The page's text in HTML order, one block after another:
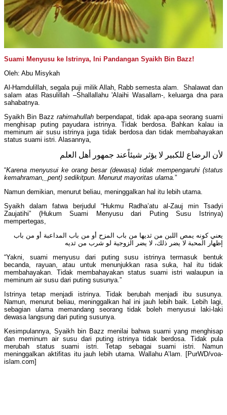
Suami Menyusu ke Istrinya, Ini Pandangan Syaikh Bin Bazz!
Oleh: Abu Misykah
Al-Hamdulillah, segala puji milik Allah, Rabb semesta alam. Shalawat dan
salam atas Rasulillah –Shallallahu 'Alaihi Wasallam-, keluarga dna para
sahabatnya.
Syaikh Bin Bazz rahimahullah berpendapat, tidak apa-apa seorang suami
menghisap puting payudara istrinya. Tidak berdosa. Bahkan kalau ia
meminum air susu istrinya juga tidak berdosa dan tidak membahayakan
status suami istri. Alasannya,
لأن الرضاع للكبير لا يؤثر شيئاًعند جمهور أهل العلم
“Karena menyusui ke orang besar (dewasa) tidak mempengaruhi (status
kemahraman,_pent) sedikitpun. Menurut mayoritas ulama.”
Namun demikian, menurut beliau, meninggalkan hal itu lebih utama.
Syaikh dalam fatwa berjudul “Hukmu Radha’atu al-Zauj min Tsadyi
Zaujatihi” (Hukum Suami Menyusu dari Puting Susu Istrinya)
mempertegas,
يعني كونه يمص اللبن من ثديها من باب المزح أو من باب المداعبة أو من باب
إظهار المحبة لا يضر ذلك، لا يضر الزوجية لو شرب من ثديه
“Yakni, suami menyusu dari puting susu istrinya termasuk bentuk
becanda, rayuan, atau untuk menunjukkan rasa suka, hal itu tidak
membahayakan. Tidak membahayakan status suami istri walaupun ia
meminum air susu dari puting susunya.”
Istrinya tetap menjadi istrinya. Tidak berubah menjadi ibu susunya.
Namun, menurut beliau, meninggalkan hal ini jauh lebih baik. Lebih lagi,
sebagian ulama memandang seorang tidak boleh menyusui laki-laki
dewasa langsung dari puting susunya.
Kesimpulannya, Syaikh bin Bazz menilai bahwa suami yang menghisap
dan meminum air susu dari puting istrinya tidak berdosa. Tidak pula
merubah status suami istri. Tetap sebagai suami istri. Namun
meninggalkan aktifitas itu jauh lebih utama. Wallahu A’lam. [PurWD/voa-
islam.com]